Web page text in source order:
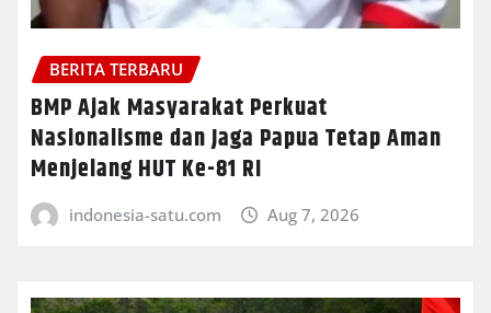
BERITA TERBARU
BMP Ajak Masyarakat Perkuat
Nasionalisme dan Jaga Papua Tetap Aman
Menjelang HUT Ke-81 RI
indonesia-satu.com Aug 7, 2026